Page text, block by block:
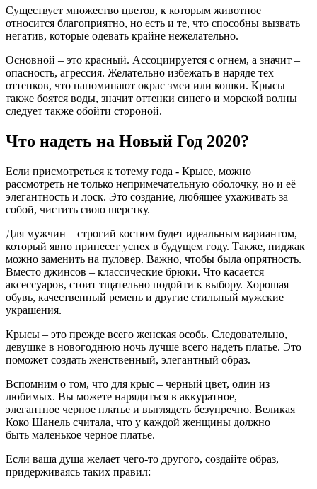
Существует множество цветов, к которым животное
относится благоприятно, но есть и те, что способны вызвать
негатив, которые одевать крайне нежелательно.
Основной – это красный. Ассоциируется с огнем, а значит –
опасность, агрессия. Желательно избежать в наряде тех
оттенков, что напоминают окрас змеи или кошки. Крысы
также боятся воды, значит оттенки синего и морской волны
следует также обойти стороной.
Что надеть на Новый Год 2020?
Если присмотреться к тотему года - Крысе, можно
рассмотреть не только непримечательную оболочку, но и её
элегантность и лоск. Это создание, любящее ухаживать за
собой, чистить свою шерстку.
Для мужчин – строгий костюм будет идеальным вариантом,
который явно принесет успех в будущем году. Также, пиджак
можно заменить на пуловер. Важно, чтобы была опрятность.
Вместо джинсов – классические брюки. Что касается
аксессуаров, стоит тщательно подойти к выбору. Хорошая
обувь, качественный ремень и другие стильный мужские
украшения.
Крысы – это прежде всего женская особь. Следовательно,
девушке в новогоднюю ночь лучше всего надеть платье. Это
поможет создать женственный, элегантный образ.
Вспомним о том, что для крыс – черный цвет, один из
любимых. Вы можете нарядиться в аккуратное,
элегантное черное платье и выглядеть безупречно. Великая
Коко Шанель считала, что у каждой женщины должно
быть маленькое черное платье.
Если ваша душа желает чего-то другого, создайте образ,
придерживаясь таких правил: